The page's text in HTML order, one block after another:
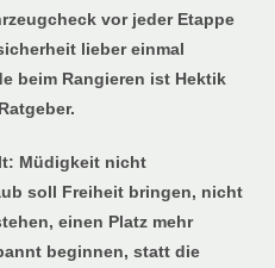
vor jeder Etappe
lieber einmal
beim Rangieren ist Hektik
Müdigkeit nicht
soll Freiheit bringen, nicht
einen Platz mehr
beginnen, statt die